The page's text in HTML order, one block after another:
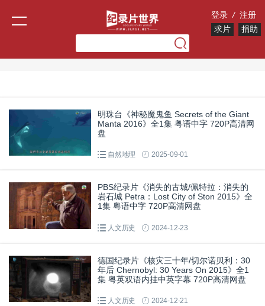
登录 / 注册
求片
捐助
明珠台《神秘魔鬼鱼 Secrets of the Giant
Manta 2016》全1集 粤语中字 720P高清网
盘
自然地理 2025-09-01
PBS纪录片《消失的古城/佩特拉：消失的
岩石城 Petra：Lost City of Ston 2015》全
1集 粤语中字 720P高清网盘
人文历史 2024-12-23
德国纪录片《核灾三十年/切尔诺贝利：30
年后 Chernobyl: 30 Years On 2015》全1
集 粤英双语内挂中英字幕 720P高清网盘
人文历史 2024-12-21